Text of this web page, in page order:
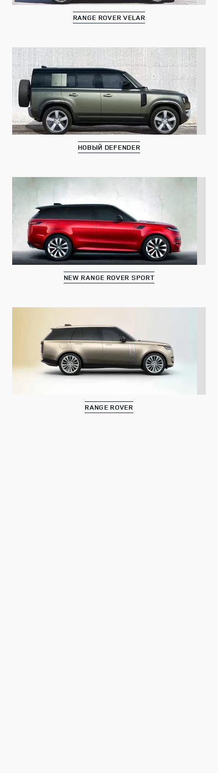
RANGE ROVER VELAR
НОВЫЙ DEFENDER
NEW RANGE ROVER SPORT
RANGE ROVER